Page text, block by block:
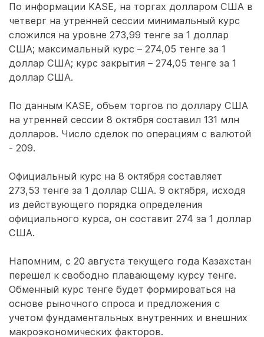
По информации KASE, на торгах долларом США в
четверг на утренней сессии минимальный курс
сложился на уровне 273,99 тенге за 1 доллар
США; максимальный курс – 274,05 тенге за 1
доллар США; курс закрытия – 274,05 тенге за 1
доллар США.
По данным KASE, объем торгов по доллару США
на утренней сессии 8 октября составил 131 млн
долларов. Число сделок по операциям с валютой
- 209.
Официальный курс на 8 октября составляет
273,53 тенге за 1 доллар США. 9 октября, исходя
из действующего порядка определения
официального курса, он составит 274 за 1 доллар
США.
Напомним, с 20 августа текущего года Казахстан
перешел к свободно плавающему курсу тенге.
Обменный курс тенге будет формироваться на
основе рыночного спроса и предложения с
учетом фундаментальных внутренних и внешних
макроэкономических факторов.